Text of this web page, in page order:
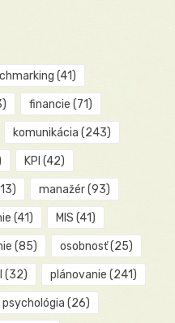
(41)
financie (71)
komunikácia (243)
KPI (42)
manažér(93)
(41) MIS (41)
(85) osobnosť(25)
(32) plánovanie (241)
psychológia (26)